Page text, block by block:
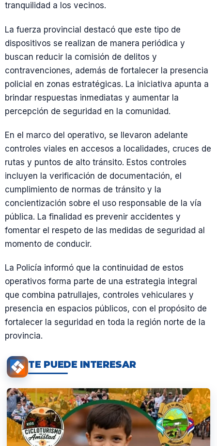
tranquilidad a los vecinos.
La fuerza provincial destacó que este tipo de
dispositivos se realizan de manera periódica y
buscan reducir la comisión de delitos y
contravenciones, además de fortalecer la presencia
policial en zonas estratégicas. La iniciativa apunta a
brindar respuestas inmediatas y aumentar la
percepción de seguridad en la comunidad.
En el marco del operativo, se llevaron adelante
controles viales en accesos a localidades, cruces de
rutas y puntos de alto tránsito. Estos controles
incluyen la verificación de documentación, el
cumplimiento de normas de tránsito y la
concientización sobre el uso responsable de la vía
pública. La finalidad es prevenir accidentes y
fomentar el respeto de las medidas de seguridad al
momento de conducir.
La Policía informó que la continuidad de estos
operativos forma parte de una estrategia integral
que combina patrullajes, controles vehiculares y
presencia en espacios públicos, con el propósito de
fortalecer la seguridad en toda la región norte de la
provincia.
TE PUEDE INTERESAR